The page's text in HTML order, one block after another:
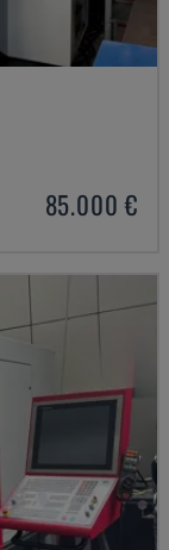
85.000 €